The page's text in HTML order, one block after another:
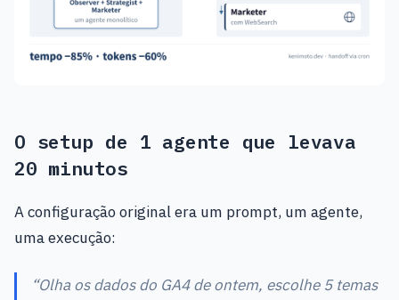
O setup de 1 agente que levava
20 minutos
A configuração original era um prompt, um agente,
uma execução:
“Olha os dados do GA4 de ontem, escolhe 5 temas